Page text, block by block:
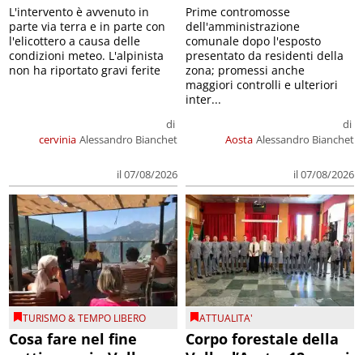
cervinia
di
Alessandro Bianchet
il 07/08/2026
L'intervento è avvenuto in
parte via terra e in parte con
l'elicottero a causa delle
condizioni meteo. L'alpinista
non ha riportato gravi ferite
Aosta
di
Alessandro Bianchet
il 07/08/2026
Prime contromosse
dell'amministrazione
comunale dopo l'esposto
presentato da residenti della
zona; promessi anche
maggiori controlli e ulteriori
inter...
TURISMO & TEMPO LIBERO
Cosa fare nel fine
ATTUALITA'
Corpo forestale della